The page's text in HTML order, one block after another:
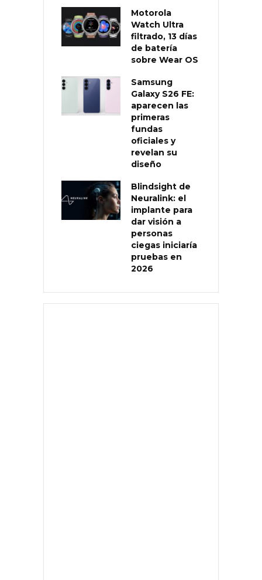
Motorola
Watch Ultra
filtrado, 13 días
de batería
sobre Wear OS
Samsung
Galaxy S26 FE:
aparecen las
primeras
fundas
oficiales y
revelan su
diseño
Blindsight de
Neuralink: el
implante para
dar visión a
personas
ciegas iniciaría
pruebas en
2026